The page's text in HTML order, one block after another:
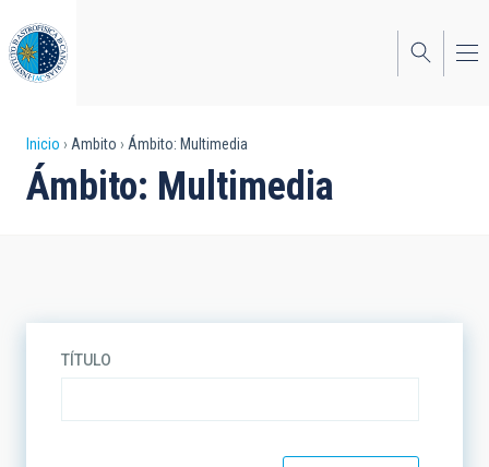
al
contenido
principal
Sobrescribir
enlaces
navegación
Inicio Ambito Ámbito: Multimedia
Ámbito: Multimedia
TÍTULO